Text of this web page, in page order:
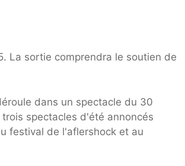
La sortie comprendra le soutien de
dans un spectacle du 30
spectacles d'été annoncés
festival de l'aflershock et au